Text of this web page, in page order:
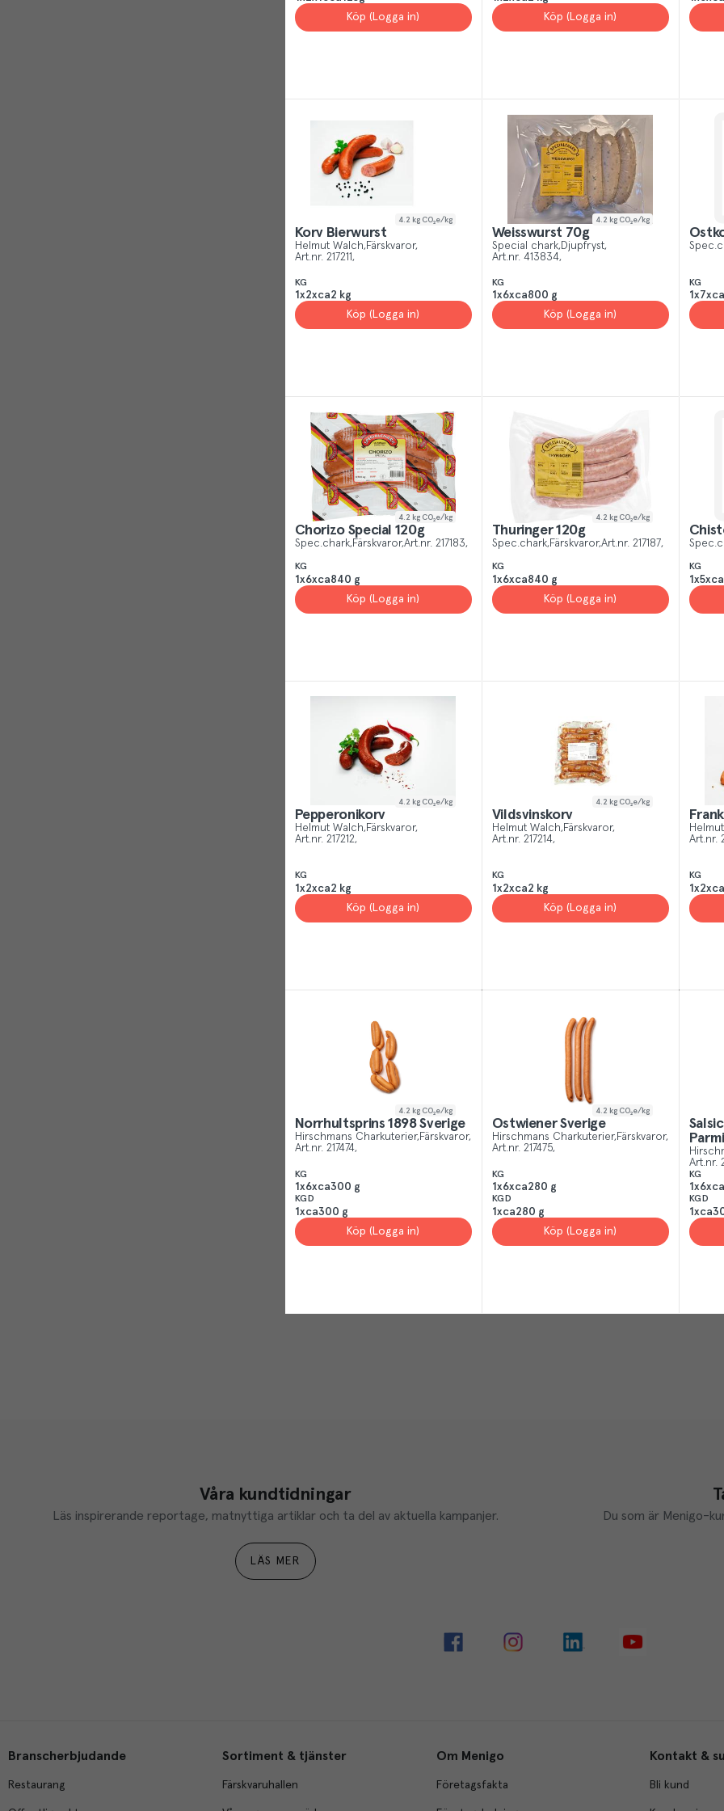
Köp (Logga in)
Köp (Logga in)
4.2 kg CO₂e/kg
Korv Bierwurst
Helmut Walch Färskvaror
Art.nr. 217211
KG
1x2xca2 kg
Köp (Logga in)
4.2 kg CO₂e/kg
Weisswurst 70g
Special chark Djupfryst
Art.nr. 413834
KG
1x6xca800 g
Köp (Logga in)
KG
4.2 kg CO₂e/kg
Chorizo Special 120g
Spec.chark Färskvaror Art.nr. 217183
KG
1x6xca840 g
Köp (Logga in)
4.2 kg CO₂e/kg
Thuringer 120g
Spec.chark Färskvaror Art.nr. 217187
KG
1x6xca840 g
Köp (Logga in)
KG
4.2 kg CO₂e/kg
Pepperonikorv
Helmut Walch Färskvaror
Art.nr. 217212
KG
1x2xca2 kg
Köp (Logga in)
4.2 kg CO₂e/kg
Vildsvinskorv
Helmut Walch Färskvaror
Art.nr. 217214
KG
1x2xca2 kg
Köp (Logga in)
Art.nr.
KG
4.2 kg CO₂e/kg
Norrhultsprins 1898 Sverige
Hirschmans Charkuterier Färskvaror
Art.nr. 217474
KG
1x6xca300 g
KGD
1xca300 g
Köp (Logga in)
4.2 kg CO₂e/kg
Ostwiener Sverige
Hirschmans Charkuterier Färskvaror
Art.nr. 217475
KG
1x6xca280 g
KGD
1xca280 g
Köp (Logga in)
Art.nr.
KG
KGD
Våra kundtidningar
Läs inspirerande reportage, matnyttiga artiklar och ta del av aktuella kampanjer.
LÄS MER
Du som är Menigo-
Branscherbjudande
Restaurang
Sortiment & tjänster
Färskvaruhallen
Om Menigo
Företagsfakta
Kontakt &
Bli kund
Yes, I
Reject All